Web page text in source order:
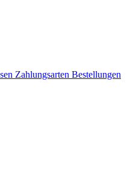
Zahlungsarten Bestellungen